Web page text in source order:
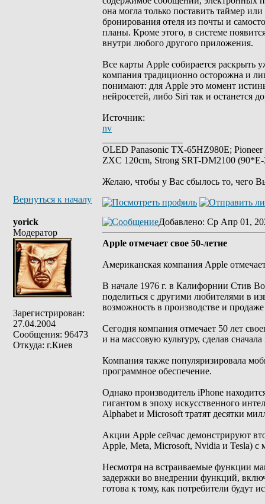
она могла только поставить таймер
бронирования отеля из почты и
планы. Кроме этого, в системе
внутри любого другого приложения.
Все карты Apple собирается
компания традиционно осторожна и
понимают: для Apple это момент
нейросетей, либо Siri так и останется
Источник:
nv
OLED Panasonic TX-65HZ980E;
ZXC 120cm, Strong SRT-DM2100
Желаю, чтобы у Вас сбылось то, чего
Вернуться к началу
yorick
Модератор
Зарегистрирован:
27.04.2004
Сообщения: 96473
Откуда: г.Киев
Добавлено: Ср Апр 01,
Apple отмечает свое 50-летие
Американская компания Apple
В начале 1976 г. в Калифорнии Стив
поделиться с другими любителями в
возможность в производстве и
Сегодня компания отмечает 50 лет
и на массовую культуру, сделав
Компания также популяризировала
программное обеспечение.
Однако производитель iPhone
гигантом в эпоху искусственного
Alphabet и Microsoft тратят десятки
Акции Apple сейчас демонстрируют
Apple, Meta, Microsoft, Nvidia и Tesla) с
Несмотря на встраиваемые функции
задержки во внедрении функций,
готова к тому, как потребители будут